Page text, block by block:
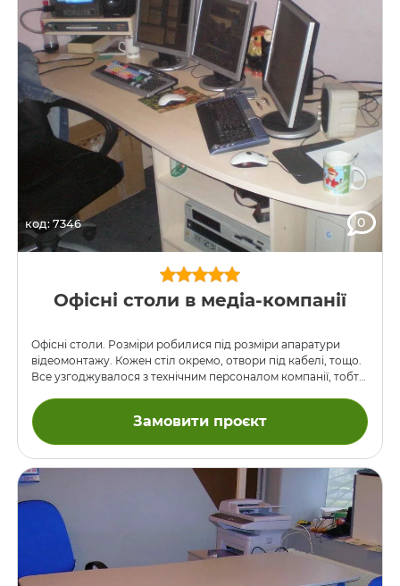
код: 7346 0
Офісні столи в медіа-компанії
Офісні столи. Розміри робилися під розміри апаратури
відеомонтажу. Кожен стіл окремо, отвори під кабелі, тощо.
Все узгоджувалося з технічним персоналом компанії, тобто
кожна поличка і кожна ніша робилася під конкретний
пристрій, враховувалася вентиляція, довжина кабелів, які
кнопки під якою рукою повинні бути і на якій висоті,
загалом, все-все!
Замовити проєкт